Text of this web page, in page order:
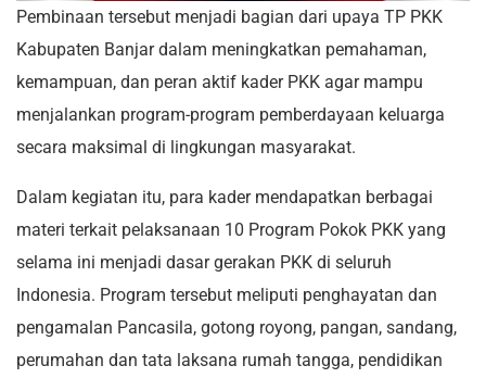
Pembinaan tersebut menjadi bagian dari upaya TP PKK
Kabupaten Banjar dalam meningkatkan pemahaman,
kemampuan, dan peran aktif kader PKK agar mampu
menjalankan program-program pemberdayaan keluarga
secara maksimal di lingkungan masyarakat.
Dalam kegiatan itu, para kader mendapatkan berbagai
materi terkait pelaksanaan 10 Program Pokok PKK yang
selama ini menjadi dasar gerakan PKK di seluruh
Indonesia. Program tersebut meliputi penghayatan dan
pengamalan Pancasila, gotong royong, pangan, sandang,
perumahan dan tata laksana rumah tangga, pendidikan